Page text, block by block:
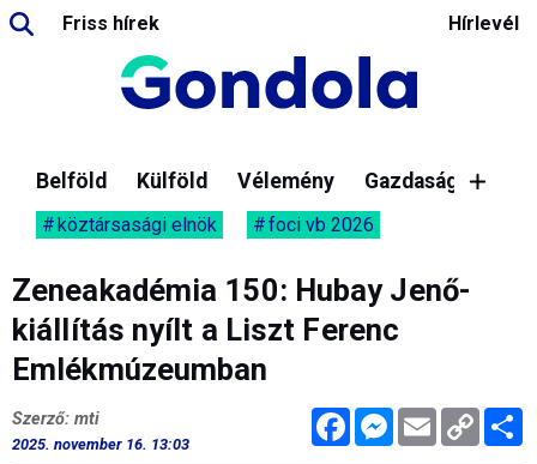
Friss hírek Hírlevél
Belföld Külföld Vélemény Gazdaság
köztársasági elnök foci vb 2026
Zeneakadémia 150: Hubay Jenő-
kiállítás nyílt a Liszt Ferenc
Emlékmúzeumban
FacebookMessenger
Email Copy
Link
Szerző: mti
2025. november 16. 13:03